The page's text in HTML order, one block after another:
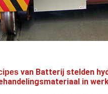
van Batterij stelden
in